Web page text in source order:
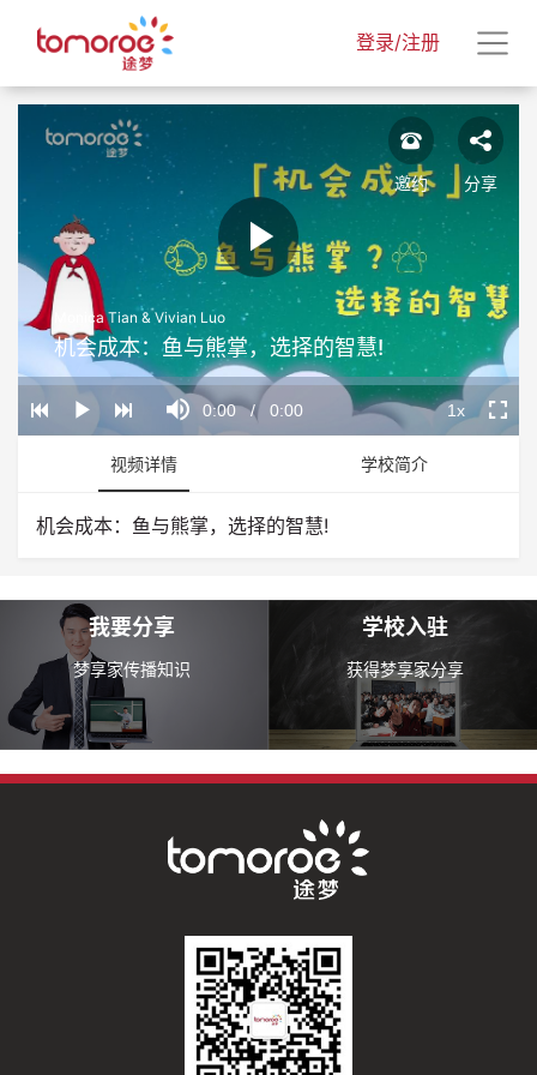
登录/注册
Play
Video
Play
Mute
Current
0:00 / Duration
0:00
Loaded:
0%
Progress:
0%
Playback
Rate
1x
Monica Tian & Vivian Luo
机会成本：鱼与熊掌，选择的智慧!
邀约 分享
视频详情 学校简介
机会成本：鱼与熊掌，选择的智慧!
我要分享
梦享家传播知识
学校入驻
获得梦享家分享